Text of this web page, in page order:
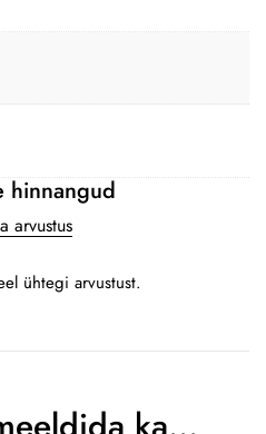
hinnangud
arvustus
ühtegi arvustust.